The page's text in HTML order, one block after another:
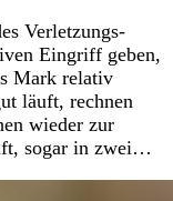
Verletzungs-
Eingriff geben,
Mark relativ
läuft, rechnen
wieder zur
sogar in zwei…